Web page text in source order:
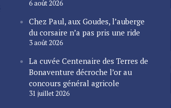
6 août 2026
Chez Paul, aux Goudes, l’auberge
du corsaire n’a pas pris une ride
3 août 2026
La cuvée Centenaire des Terres de
Bonaventure décroche l’or au
concours général agricole
31 juillet 2026